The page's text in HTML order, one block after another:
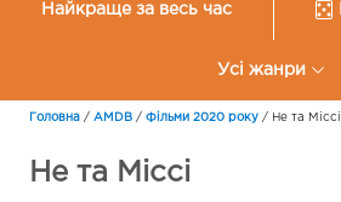
Найкраще за весь час
Усі жанри
Головна / AMDB / Фільми 2020 року / Не та Міссі
Не та Міссі